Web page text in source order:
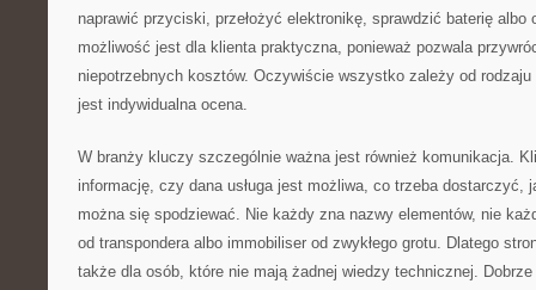
naprawić przyciski, przełożyć elektronikę, sprawdzić baterię albo
możliwość jest dla klienta praktyczna, ponieważ pozwala
niepotrzebnych kosztów. Oczywiście wszystko zależy od
jest indywidualna ocena.
W branży kluczy szczególnie ważna jest również komunikacja.
informację, czy dana usługa jest możliwa, co trzeba dostarczyć,
można się spodziewać. Nie każdy zna nazwy elementów, nie
od transpondera albo immobiliser od zwykłego grotu. Dlatego
także dla osób, które nie mają żadnej wiedzy technicznej. Dobrze